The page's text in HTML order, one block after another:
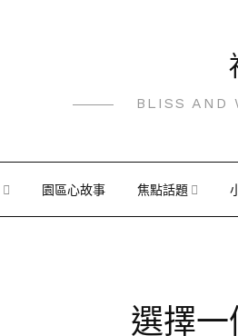
BLISS AND
園區心故事 焦點話題
選擇